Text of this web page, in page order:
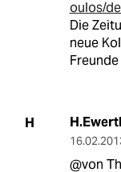
oulos/
Die
neue
H
@von